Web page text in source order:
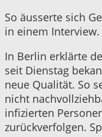
So äusserte sich
in einem Interview.
In Berlin erklärte
seit Dienstag
neue Qualität. So
nicht
infizierten
zurückverfolgen.